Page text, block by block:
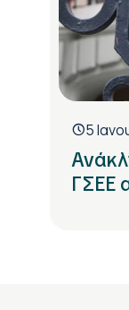
5
ΓΣΕΕ